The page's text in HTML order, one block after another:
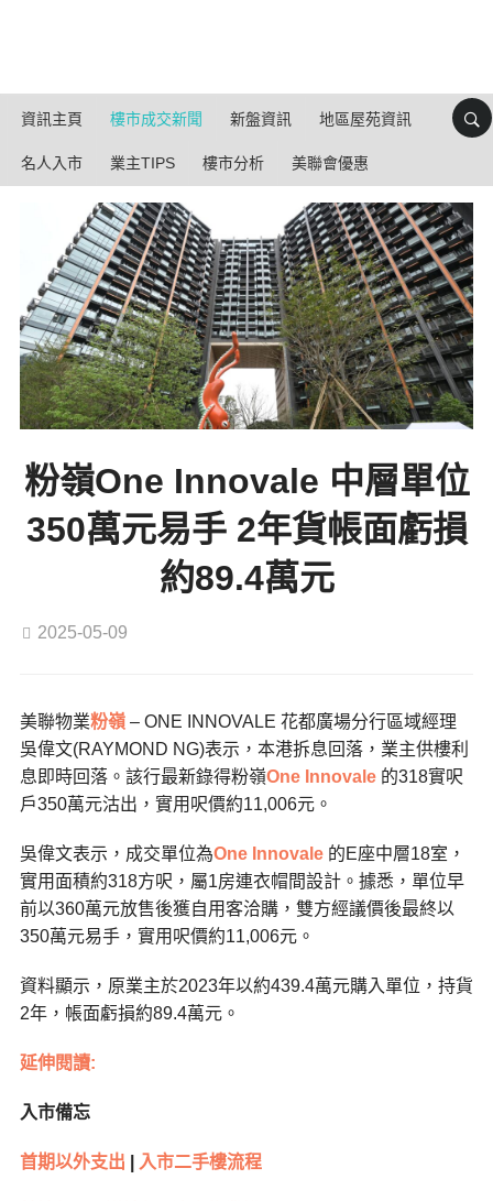
資訊主頁 樓市成交新聞 新盤資訊 地區屋苑資訊
名人入市 業主TIPS 樓市分析 美聯會優惠
粉嶺One Innovale 中層單位
350萬元易手 2年貨帳面虧損
約89.4萬元
2025-05-09
美聯物業粉嶺– ONE INNOVALE 花都廣場分行區域經理
吳偉文(RAYMOND NG)表示，本港拆息回落，業主供樓利
息即時回落。該行最新錄得粉嶺One Innovale的318實呎
戶350萬元沽出，實用呎價約11,006元。
吳偉文表示，成交單位為One Innovale的E座中層18室，
實用面積約318方呎，屬1房連衣帽間設計。據悉，單位早
前以360萬元放售後獲自用客洽購，雙方經議價後最終以
350萬元易手，實用呎價約11,006元。
資料顯示，原業主於2023年以約439.4萬元購入單位，持貨
2年，帳面虧損約89.4萬元。
延伸閱讀:
入市備忘
首期以外支出 入市二手樓流程